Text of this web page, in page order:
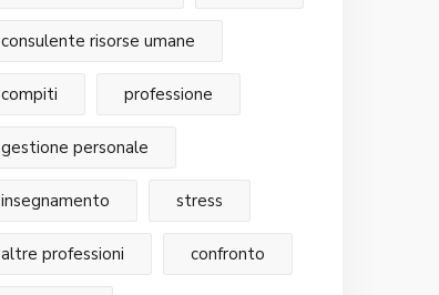
consulente risorse umane
compiti professione
gestione personale
insegnamento stress
altre professioni confronto